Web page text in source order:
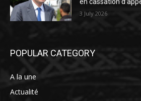
3 July 2026
POPULAR CATEGORY
A la une
Actualité